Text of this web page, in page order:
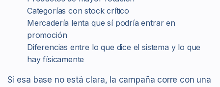
Categorías con stock crítico
Mercadería lenta que sí podría entrar en
promoción
Diferencias entre lo que dice el sistema y lo que
hay físicamente
Si esa base no está clara, la campaña corre con una